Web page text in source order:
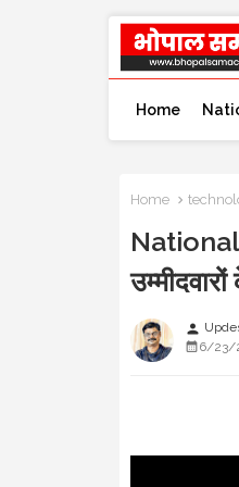
Home
Home
person
6/23/